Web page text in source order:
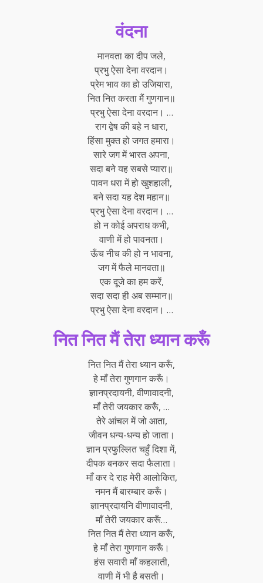
वंदना
मानवता का दीप जले,
प्रभु ऐसा देना वरदान।
प्रेम भाव का हो उजियारा,
नित नित करता मैं गुणगान॥
प्रभु ऐसा देना वरदान। …
राग द्वेष की बहे न धारा,
हिंसा मुक्त हो जगत हमारा।
सारे जग में भारत अपना,
सदा बने यह सबसे प्यारा॥
पावन धरा में हो खुशहाली,
बने सदा यह देश महान॥
प्रभु ऐसा देना वरदान। …
हो न कोईअपराधकभी,
वाणी में हो पावनता।
ऊँच नीच की हो न भावना,
जग में फैले मानवता॥
एक दूजे का हम करें,
सदा सदा ही अब सम्मान॥
प्रभु ऐसा देना वरदान। …
नित नित मैं तेरा ध्यान करूँ
नित नित मैं तेरा ध्यान करूँ,
हे माँ तेरा गुणगान करूँ।
ज्ञानप्रदायनी, वीणावादनी,
माँ तेरी जयकार करूँ, …
तेरे आंचल में जो आता,
जीवन धन्य-धन्य हो जाता।
ज्ञान प्रफुल्लित चहुँ दिशा में,
दीपक बनकर सदा फैलाता।
माँ कर दे राह मेरी आलोकित,
नमन मैं बारम्बार करूँ।
ज्ञानप्रदायनि वीणावादनी,
माँ तेरी जयकार करूँ…
नित नित मैं तेरा ध्यान करूँ,
हे माँ तेरा गुणगान करूँ।
हंस सवारी माँ कहलाती,
वाणी में भी है बसती।